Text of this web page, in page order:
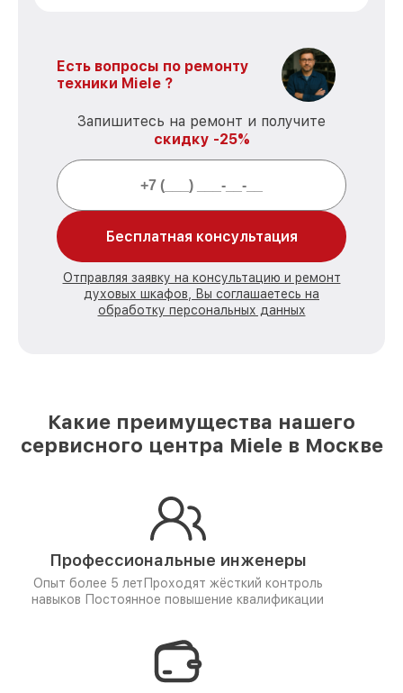
Есть вопросы по ремонту
техники Miele ?
Запишитесь на ремонт и получите
скидку -25%
Бесплатная консультация
Отправляя заявку на консультацию и ремонт
духовых шкафов, Вы соглашаетесь на
обработку персональных данных
Какие преимущества нашего
сервисного центра Miele в Москве
Профессиональные инженеры
Опыт более 5 лет Проходят жёсткий контроль
навыков Постоянное повышение квалификации